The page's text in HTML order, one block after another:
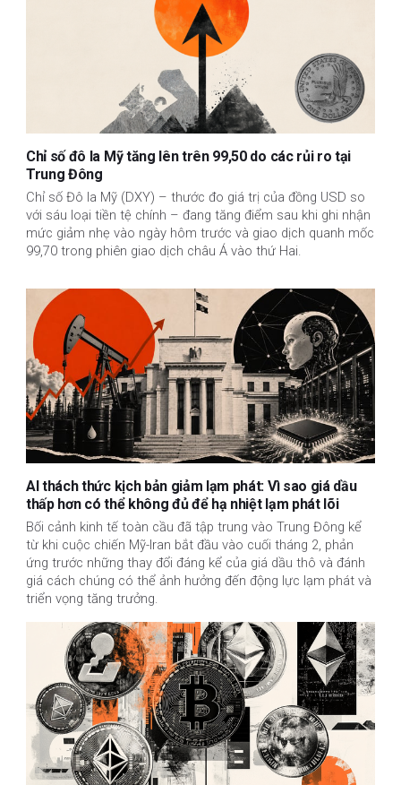
Chỉ số đô la Mỹ tăng lên trên 99,50 do các rủi ro tại
Trung Đông
Chỉ số Đô la Mỹ (DXY) – thước đo giá trị của đồng USD so
với sáu loại tiền tệ chính – đang tăng điểm sau khi ghi nhận
mức giảm nhẹ vào ngày hôm trước và giao dịch quanh mốc
99,70 trong phiên giao dịch châu Á vào thứ Hai.
AI thách thức kịch bản giảm lạm phát: Vì sao giá dầu
thấp hơn có thể không đủ để hạ nhiệt lạm phát lõi
Bối cảnh kinh tế toàn cầu đã tập trung vào Trung Đông kể
từ khi cuộc chiến Mỹ-Iran bắt đầu vào cuối tháng 2, phản
ứng trước những thay đổi đáng kể của giá dầu thô và đánh
giá cách chúng có thể ảnh hưởng đến động lực lạm phát và
triển vọng tăng trưởng.